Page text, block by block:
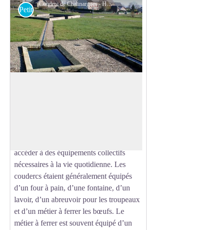
Couderc de Chalinargues - Hautes Terres Tourisme
Petit patrimoine
accéder à des équipements collectifs
nécessaires à la vie quotidienne. Les
coudercs étaient généralement équipés
d’un four à pain, d’une fontaine, d’un
lavoir, d’un abreuvoir pour les troupeaux
et d’un métier à ferrer les bœufs. Le
métier à ferrer est souvent équipé d’un